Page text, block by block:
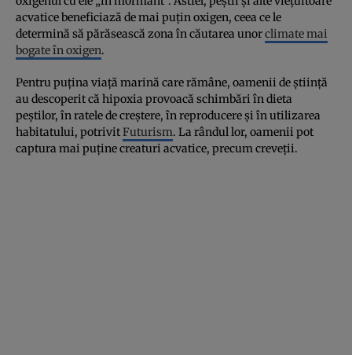
acvatice beneficiază de mai puțin oxigen, ceea ce le
determină să părăsească zona în căutarea unorclimate mai
bogate în oxigen.
Pentru puțina viață marină care rămâne, oamenii de știință
au descoperit că hipoxia provoacă schimbări în dieta
peștilor, în ratele de creștere, în reproducere și în utilizarea
habitatului, potrivitFuturism. La rândul lor, oamenii pot
captura mai puține creaturi acvatice, precum creveții.